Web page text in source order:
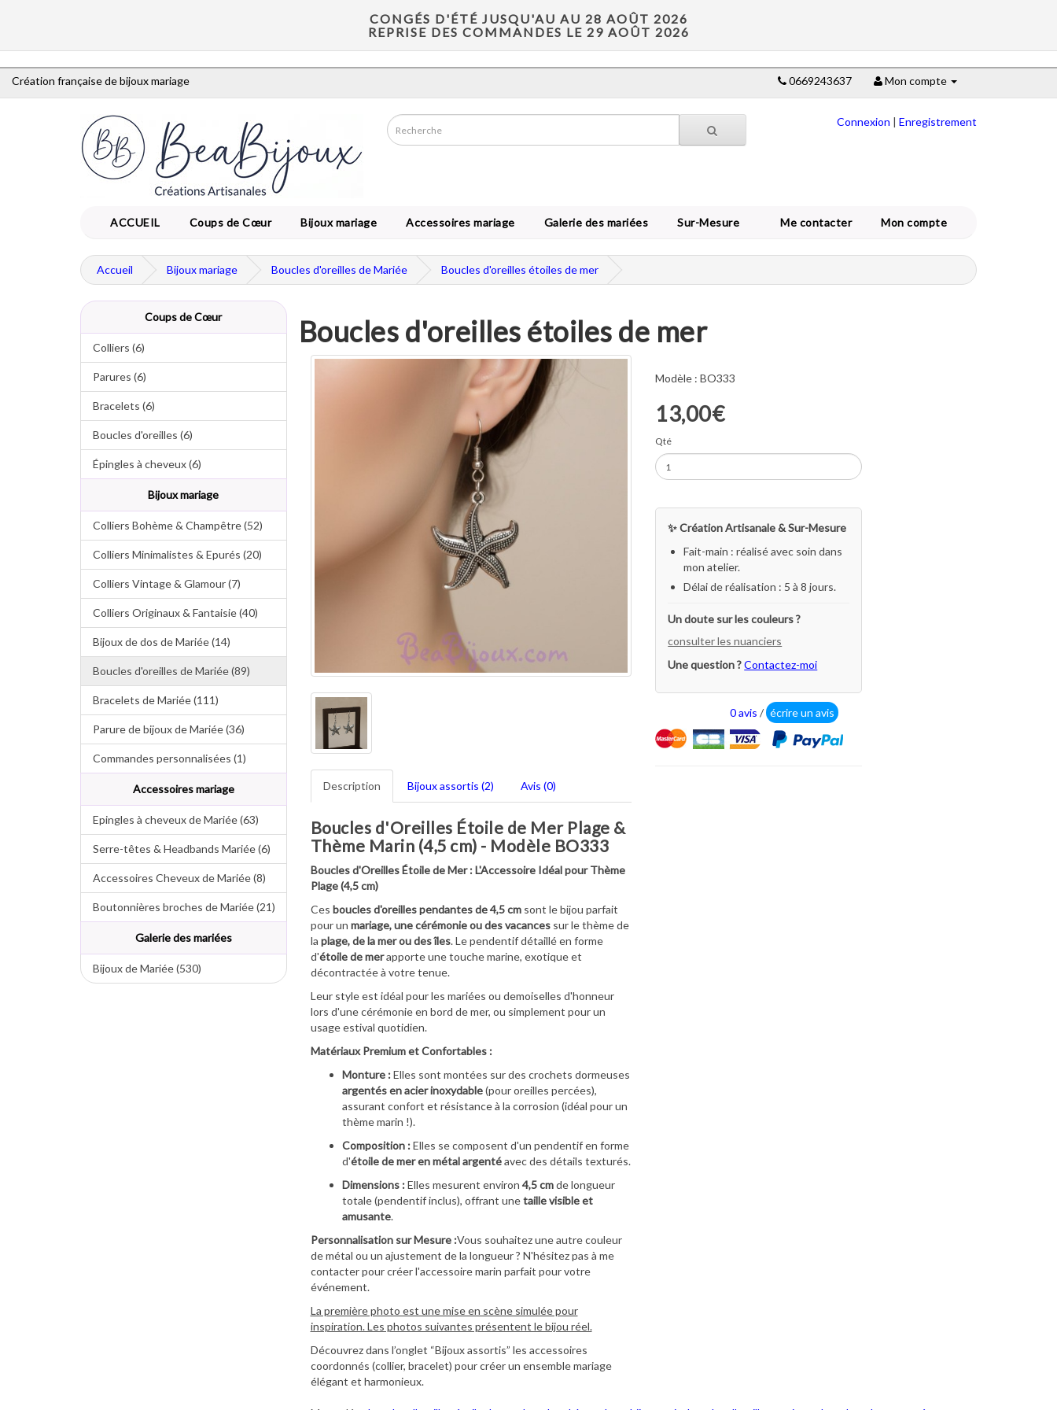
CONGÉS D'ÉTÉ JUSQU'AU AU 28 AOÛT 2026
REPRISE DES COMMANDES LE 29 AOÛT 2026
Création française de bijoux mariage 0669243637 Mon compte
Connexion | Enregistrement
ACCUEIL Coups de Cœur Bijoux mariage Accessoires mariage Galerie des mariées Sur-Mesure Me contacter Mon compte
Accueil Bijoux mariage Boucles d'oreilles de Mariée Boucles d'oreilles étoiles de mer
Coups de Cœur
Colliers (6)
Parures (6)
Bracelets (6)
Boucles d'oreilles (6)
Épingles à cheveux (6)
Bijoux mariage
Colliers Bohème & Champêtre (52)
Colliers Minimalistes & Epurés (20)
Colliers Vintage & Glamour (7)
Colliers Originaux & Fantaisie (40)
Bijoux de dos de Mariée (14)
Boucles d'oreilles de Mariée (89)
Bracelets de Mariée (111)
Parure de bijoux de Mariée (36)
Commandes personnalisées (1)
Accessoires mariage
Epingles à cheveux de Mariée (63)
Serre-têtes & Headbands Mariée (6)
Accessoires Cheveux de Mariée (8)
Boutonnières broches de Mariée (21)
Galerie des mariées
Bijoux de Mariée (530)
Boucles d'oreilles étoiles de mer
Description Bijoux assortis (2) Avis (0)
Boucles d'Oreilles Étoile de Mer Plage &
Thème Marin (4,5 cm) - Modèle BO333
Boucles d'Oreilles Étoile de Mer : L'Accessoire Idéal pour Thème
Plage (4,5 cm)
Ces boucles d'oreilles pendantes de 4,5 cmsont le bijou parfait
pour un mariage, une cérémonie ou des vacancessur le thème de
la plage, de la mer ou des îles. Le pendentif détaillé en forme
d'étoile de merapporte une touche marine, exotique et
décontractée à votre tenue.
Leur style est idéal pour les mariées ou demoiselles d'honneur
lors d'une cérémonie en bord de mer, ou simplement pour un
usage estival quotidien.
Matériaux Premium et Confortables :
Monture :Elles sont montées sur des crochets dormeuses
argentés en acier inoxydable(pour oreilles percées),
assurant confort et résistance à la corrosion (idéal pour un
thème marin !).
Composition :Elles se composent d'un pendentif en forme
d'étoile de mer en métal argentéavec des détails texturés.
Dimensions :Elles mesurent environ 4,5 cmde longueur
totale (pendentif inclus), offrant unetaille visible et
amusante.
Personnalisation sur Mesure :Vous souhaitez une autre couleur
de métal ou un ajustement de la longueur ? N'hésitez pas à me
contacter pour créer l'accessoire marin parfait pour votre
événement.
La première photo est une mise en scène simulée pour
inspiration. Les photos suivantes présentent le bijou réel.
Découvrez dans l’onglet “Bijoux assortis” les accessoires
coordonnés (collier, bracelet) pour créer un ensemble mariage
élégant et harmonieux.
Modèle : BO333
13,00€
Qté
✨ Création Artisanale & Sur-Mesure
Fait-main : réalisé avec soin dans
mon atelier.
Délai de réalisation : 5 à 8 jours.
Un doute sur les couleurs ?
consulter les nuanciers
Une question ?Contactez-moi
0 avis / écrire un avis